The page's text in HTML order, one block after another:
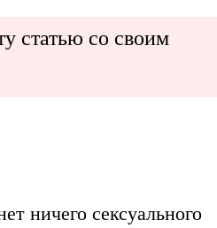
статью со своим
ничего сексуального